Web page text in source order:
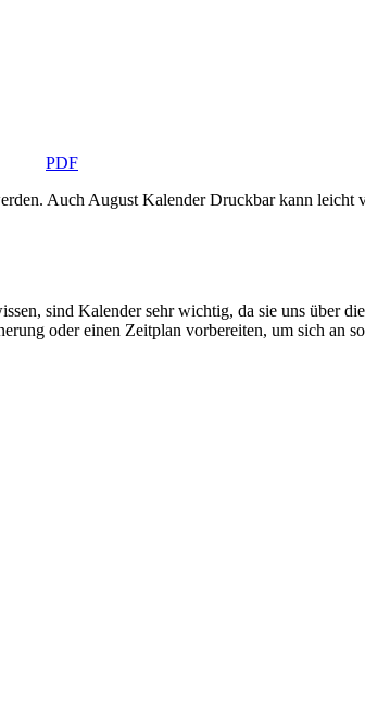
PDF
Auch August Kalender Druckbar kann leicht
sind Kalender sehr wichtig, da sie uns über
oder einen Zeitplan vorbereiten, um sich an